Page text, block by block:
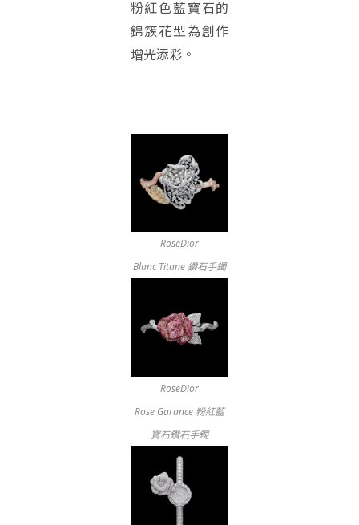
粉紅色藍寶石的
錦簇花型為創作
增光添彩。
RoseDior
Blanc Titane 鑽石手鐲
RoseDior
Rose Garance 粉紅藍
寶石鑽石手鐲